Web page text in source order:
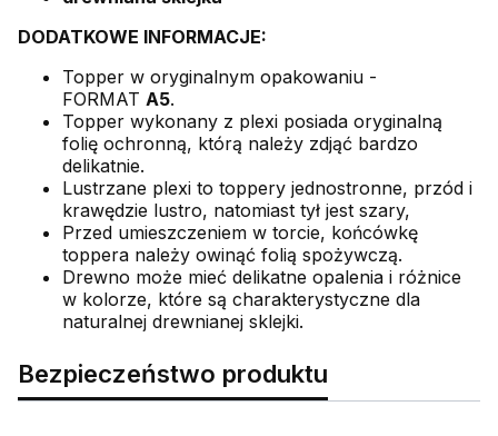
DODATKOWE INFORMACJE:
Topper w oryginalnym opakowaniu -
FORMAT A5.
Topper wykonany z plexi posiada oryginalną
folię ochronną, którą należy zdjąć bardzo
delikatnie.
Lustrzane plexi to toppery jednostronne, przód i
krawędzie lustro, natomiast tył jest szary,
Przed umieszczeniem w torcie, końcówkę
toppera należy owinąć folią spożywczą.
Drewno może mieć delikatne opalenia i różnice
w kolorze, które są charakterystyczne dla
naturalnej drewnianej sklejki.
Bezpieczeństwo produktu